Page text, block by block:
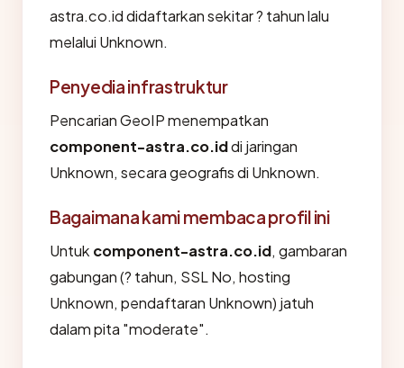
astra.co.id didaftarkan sekitar ? tahun lalu
melalui Unknown.
Penyedia infrastruktur
Pencarian GeoIP menempatkan
component-astra.co.iddi jaringan
Unknown, secara geografis di Unknown.
Bagaimana kami membaca profil ini
Untuk component-astra.co.id, gambaran
gabungan (? tahun, SSL No, hosting
Unknown, pendaftaran Unknown) jatuh
dalam pita "moderate".